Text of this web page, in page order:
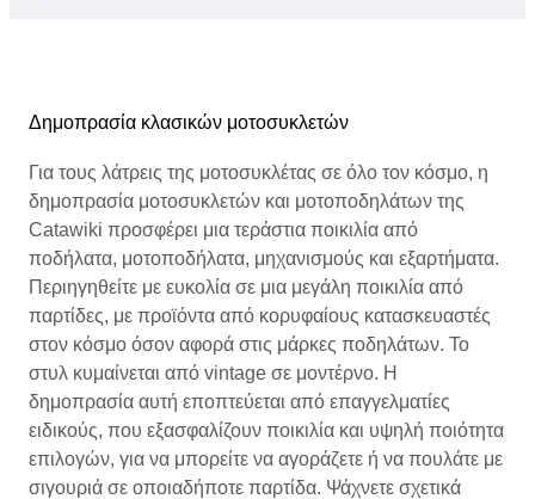
Δημοπρασία κλασικών μοτοσυκλετών
Για τους λάτρεις της μοτοσυκλέτας σε όλο τον κόσμο, η
δημοπρασία μοτοσυκλετών και μοτοποδηλάτων της
Catawiki προσφέρει μια τεράστια ποικιλία από
ποδήλατα, μοτοποδήλατα, μηχανισμούς και εξαρτήματα.
Περιηγηθείτε με ευκολία σε μια μεγάλη ποικιλία από
παρτίδες, με προϊόντα από κορυφαίους κατασκευαστές
στον κόσμο όσον αφορά στις μάρκες ποδηλάτων. Το
στυλ κυμαίνεται από vintage σε μοντέρνο. Η
δημοπρασία αυτή εποπτεύεται από επαγγελματίες
ειδικούς, που εξασφαλίζουν ποικιλία και υψηλή ποιότητα
επιλογών, για να μπορείτε να αγοράζετε ή να πουλάτε με
σιγουριά σε οποιαδήποτε παρτίδα. Ψάχνετε σχετικά